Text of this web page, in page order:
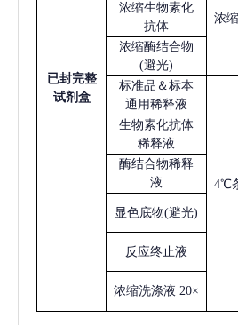
已封完整
试剂盒
浓缩生物素化
抗体
浓
浓缩酶结合物
(避光)
标准品＆标本
通用稀释液
4℃
生物素化抗体
稀释液
酶结合物稀释
液
显色底物(避光)
反应终止液
浓缩洗涤液 20×